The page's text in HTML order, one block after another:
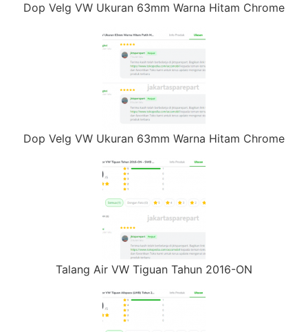
Dop Velg VW Ukuran 63mm Warna Hitam Chrome
Dop Velg VW Ukuran 63mm Warna Hitam Chrome
Talang Air VW Tiguan Tahun 2016-ON